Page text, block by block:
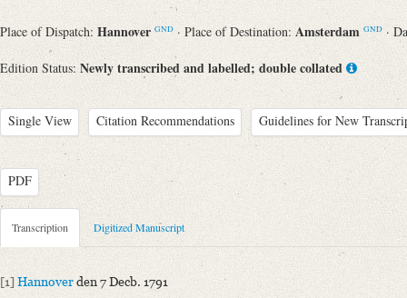
Place of Dispatch: Hannover GND · Place of Destination: Amsterdam GND ·
Edition Status: Newly transcribed and labelled; double collated
Single View Citation Recommendations Guidelines for New
PDF
Metadata Concerning Header
Sender: Johann Carl Fürchtegott Schlegel
Recipient: August Wilhelm von Schlegel
Transcription Digitized Manuscript
[1] Hannoverden 7 Decb. 1791